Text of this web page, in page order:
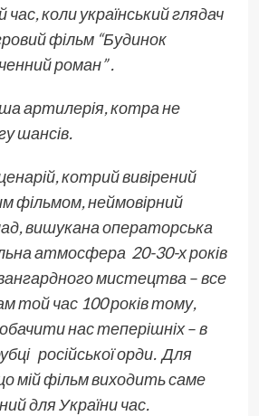
коли український глядач
фільм “Будинок
роман” .
артилерія, котра не
шансів.
котрий вивірений
фільмом, неймовірний
вишукана операторська
атмосфера 20-30-х років
мистецтва–все
той час 100 років тому,
нас теперішніх–в
російської орди. Для
мій фільм виходить саме
для України час.